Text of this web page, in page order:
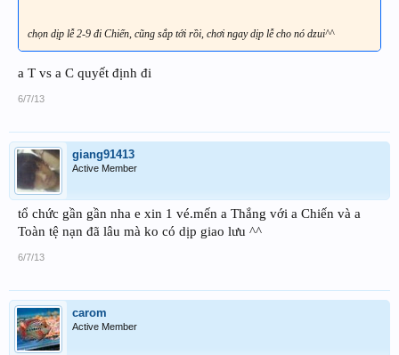
chọn dịp lễ 2-9 đi Chiến, cũng sắp tới rồi, chơi ngay dịp lễ cho nó dzui^^
a T vs a C quyết định đi
6/7/13
giang91413
Active Member
tổ chức gần gần nha e xin 1 vé.mến a Thắng với a Chiến và a
Toàn tệ nạn đã lâu mà ko có dịp giao lưu ^^
6/7/13
carom
Active Member